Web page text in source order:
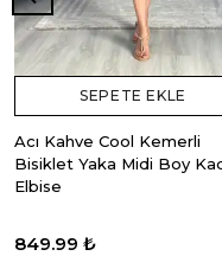
SEPETE EKLE
Acı Kahve Cool Kemerli
Bisiklet Yaka Midi Boy
Elbise
849.99 ₺